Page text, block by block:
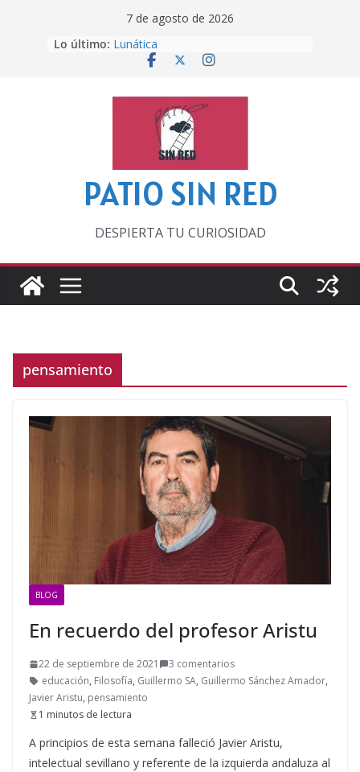
7 de agosto de 2026
Lo último: Lunática
Pero, hasta entonces…
‘La broma infinita’ de recomendar
lecturas veraniegas
Otra del Mundial
PATIO SIN RED
DESPIERTA TU CURIOSIDAD
pensamiento
BLOG
En recuerdo del profesor Aristu
22 de septiembre de 2021
3 comentarios
educación, Filosofía, Guillermo SA, Guillermo Sánchez Amador,
Javier Aristu, pensamiento
1 minutos de lectura
A principios de esta semana falleció Javier Aristu,
intelectual sevillano y referente de la izquierda andaluza al